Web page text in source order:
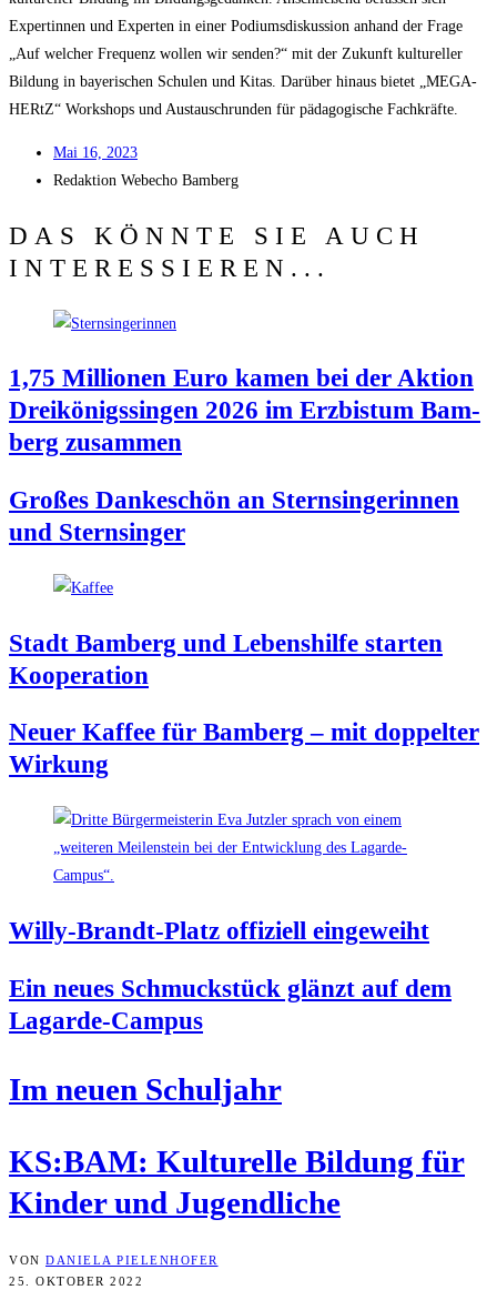
Exper­tin­nen und Exper­ten in einer Podi­ums­dis­kus­si­on anhand der Fra­ge
„Auf wel­cher Fre­quenz wol­len wir sen­den?“ mit der Zukunft kul­tu­rel­ler
Bil­dung in baye­ri­schen Schu­len und Kitas. Dar­über hin­aus bie­tet „MEGA­
HERtZ“ Work­shops und Aus­tausch­run­den für päd­ago­gi­sche Fachkräfte.
Mai 16, 2023
Redak­ti­on Web­echo Bamberg
DAS KÖNNTE SIE AUCH
INTERESSIEREN...
1,75 Mil­lio­nen Euro kamen bei der Akti­on
Drei­kö­nigs­sin­gen 2026 im Erz­bis­tum Bam­
berg zusammen
Gro­ßes Dan­ke­schön an Stern­sin­ge­rin­nen
und Sternsinger
Stadt Bam­berg und Lebens­hil­fe star­ten
Kooperation
Neu­er Kaf­fee für Bam­berg – mit dop­pel­ter
Wirkung
Wil­ly-Brandt-Platz offi­zi­ell eingeweiht
Ein neu­es Schmuck­stück glänzt auf dem
Lagarde-Campus
Im neu­en Schuljahr
KS:BAM: Kul­tu­rel­le Bil­dung für
Kin­der und Jugendliche
VON DANIELA PIELENHOFER
25. OKTOBER 2022